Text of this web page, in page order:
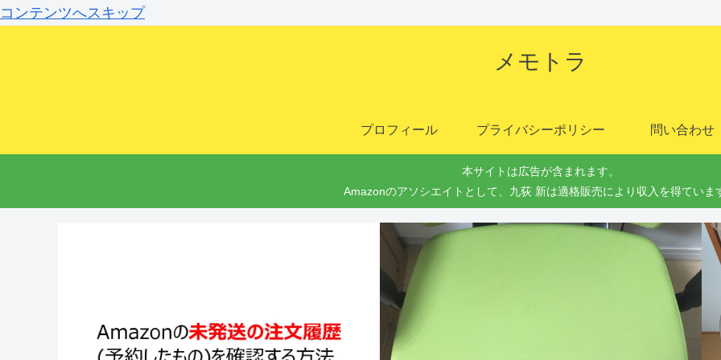
コンテンツへスキップ
メモトラ
プロフィール プライバシーポリシー 問い合わせ
本サイトは広告が含まれます。
Amazonのアソシエイトとして、九荻 新は適格販売により収入を得ていま